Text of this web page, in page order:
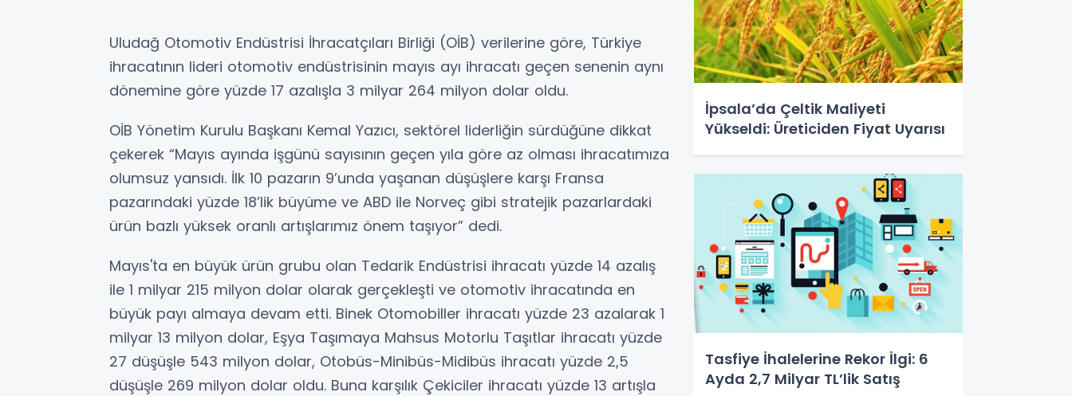
Uludağ Otomotiv Endüstrisi İhracatçıları Birliği (OİB) verilerine göre, Türkiye
ihracatının lideri otomotiv endüstrisinin mayıs ayı ihracatı geçen senenin aynı
dönemine göre yüzde 17 azalışla 3 milyar 264 milyon dolar oldu.
OİB Yönetim Kurulu Başkanı Kemal Yazıcı, sektörel liderliğin sürdüğüne dikkat
çekerek “Mayıs ayında işgünü sayısının geçen yıla göre az olması ihracatımıza
olumsuz yansıdı. İlk 10 pazarın 9’unda yaşanan düşüşlere karşı Fransa
pazarındaki yüzde 18’lik büyüme ve ABD ile Norveç gibi stratejik pazarlardaki
ürün bazlı yüksek oranlı artışlarımız önem taşıyor” dedi.
Mayıs'ta en büyük ürün grubu olan Tedarik Endüstrisi ihracatı yüzde 14 azalış
ile 1 milyar 215 milyon dolar olarak gerçekleşti ve otomotiv ihracatında en
büyük payı almaya devam etti. Binek Otomobiller ihracatı yüzde 23 azalarak 1
milyar 13 milyon dolar, Eşya Taşımaya Mahsus Motorlu Taşıtlar ihracatı yüzde
27 düşüşle 543 milyon dolar, Otobüs-Minibüs-Midibüs ihracatı yüzde 2,5
düşüşle 269 milyon dolar oldu. Buna karşılık Çekiciler ihracatı yüzde 13 artışla
İpsala’da Çeltik Maliyeti
Yükseldi: Üreticiden Fiyat Uyarısı
Tasfiye İhalelerine Rekor İlgi: 6
Ayda 2,7 Milyar TL’lik Satış